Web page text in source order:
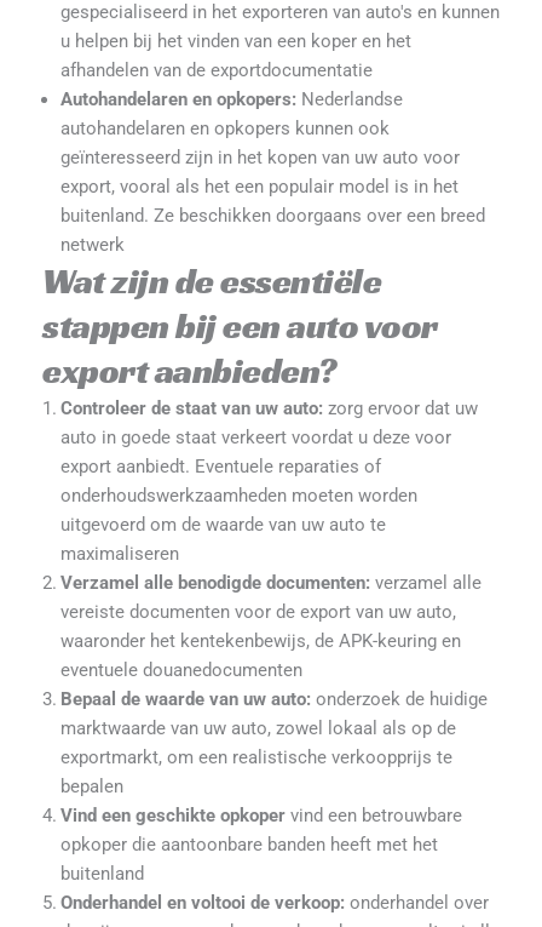
gespecialiseerd in het exporteren van auto's en kunnen
u helpen bij het vinden van een koper en het
afhandelen van de exportdocumentatie
Autohandelaren en opkopers: Nederlandse
autohandelaren en opkopers kunnen ook
geïnteresseerd zijn in het kopen van uw auto voor
export, vooral als het een populair model is in het
buitenland. Ze beschikken doorgaans over een breed
netwerk
Wat zijn de essentiële
stappen bij een auto voor
export aanbieden?
Controleer de staat van uw auto: zorg ervoor dat uw
auto in goede staat verkeert voordat u deze voor
export aanbiedt. Eventuele reparaties of
onderhoudswerkzaamheden moeten worden
uitgevoerd om de waarde van uw auto te
maximaliseren
Verzamel alle benodigde documenten: verzamel alle
vereiste documenten voor de export van uw auto,
waaronder het kentekenbewijs, de APK-keuring en
eventuele douanedocumenten
Bepaal de waarde van uw auto: onderzoek de huidige
marktwaarde van uw auto, zowel lokaal als op de
exportmarkt, om een realistische verkoopprijs te
bepalen
Vind een geschikte opkoper vind een betrouwbare
opkoper die aantoonbare banden heeft met het
buitenland
Onderhandel en voltooi de verkoop: onderhandel over